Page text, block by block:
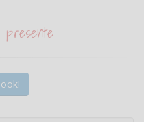
presente